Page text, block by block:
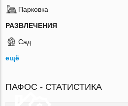
Парковка
РАЗВЛЕЧЕНИЯ
Сад
ещё
ПАФОС - СТАТИСТИКА